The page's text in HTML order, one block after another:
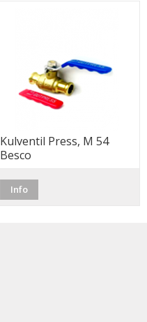
Kulventil Press, M 54
Besco
Info